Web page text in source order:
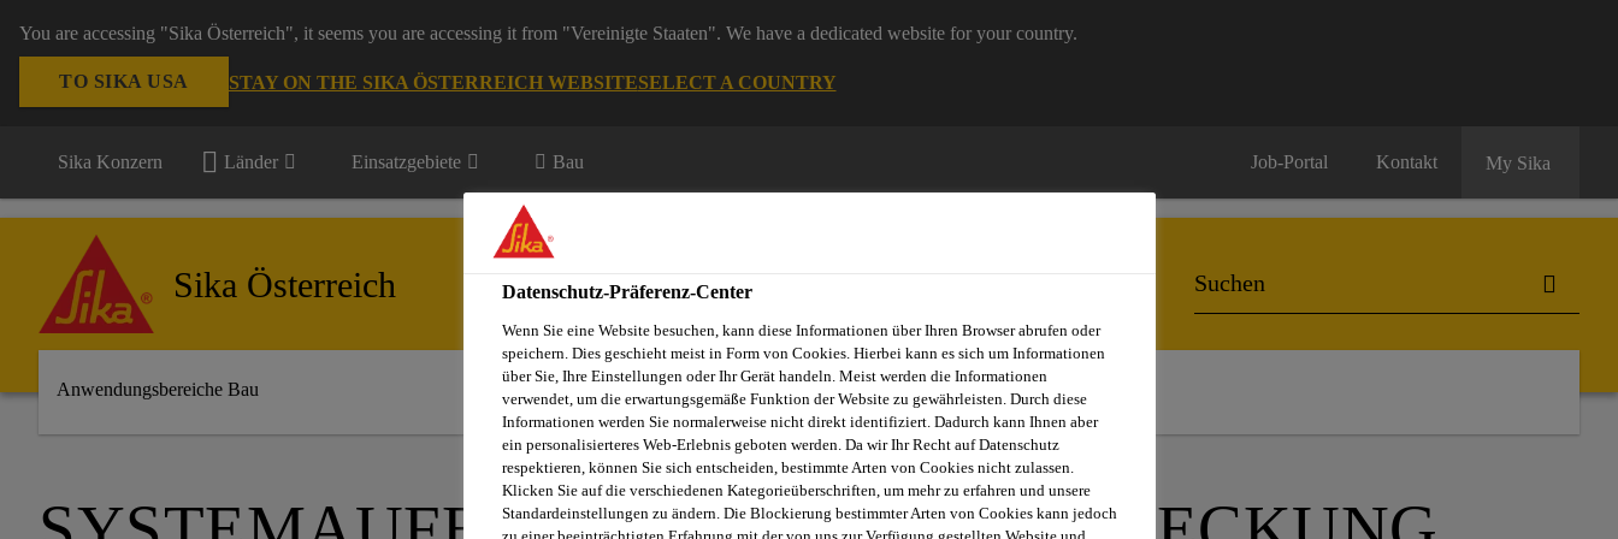
You are accessing "Sika Österreich", it seems you are accessing it from "Vereinigte Staaten". We have a dedicated website for your country.
TO SIKA USA STAY ON THE SIKA ÖSTERREICH WEBSITESELECT A COUNTRY
Sika Konzern Länder Einsatzgebiete Bau Job-Portal Kontakt My Sika
Sika Österreich
Anwendungsbereiche Bau
Datenschutz-Präferenz-Center
Wenn Sie eine Website besuchen, kann diese Informationen über Ihren Browser abrufen oder
speichern. Dies geschieht meist in Form von Cookies. Hierbei kann es sich um Informationen
über Sie, Ihre Einstellungen oder Ihr Gerät handeln. Meist werden die Informationen
verwendet, um die erwartungsgemäße Funktion der Website zu gewährleisten. Durch diese
Informationen werden Sie normalerweise nicht direkt identifiziert. Dadurch kann Ihnen aber
ein personalisierteres Web-Erlebnis geboten werden. Da wir Ihr Recht auf Datenschutz
respektieren, können Sie sich entscheiden, bestimmte Arten von Cookies nicht zulassen.
Klicken Sie auf die verschiedenen Kategorieüberschriften, um mehr zu erfahren und unsere
Standardeinstellungen zu ändern. Die Blockierung bestimmter Arten von Cookies kann jedoch